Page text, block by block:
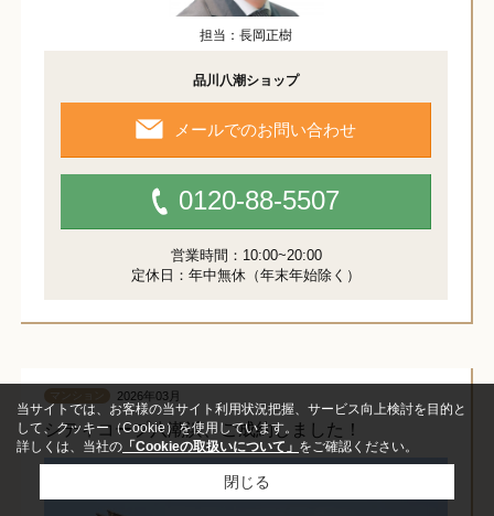
担当：長岡正樹
品川八潮ショップ
メールでのお問い合わせ
0120-88-5507
営業時間：10:00~20:00
定休日：年中無休（年末年始除く）
2026年03月
シティコープ八潮浜、ご成約しました！
当サイトでは、お客様の当サイト利用状況把握、サービス向上検討を目的と
して、クッキー（Cookie）を使用しています。
詳しくは、当社の 「Cookieの取扱いについて」 をご確認ください。
閉じる